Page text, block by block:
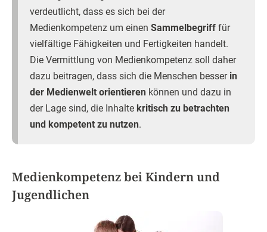
verdeutlicht, dass es sich bei der
Medienkompetenz um einen Sammelbegriff für
vielfältige Fähigkeiten und Fertigkeiten handelt.
Die Vermittlung von Medienkompetenz soll daher
dazu beitragen, dass sich die Menschen besser in
der Medienwelt orientieren können und dazu in
der Lage sind, die Inhalte kritisch zu betrachten
und kompetent zu nutzen.
Medienkompetenz bei Kindern und
Jugendlichen